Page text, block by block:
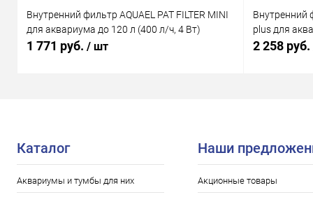
Внутренний фильтр AQUAEL PAT FILTER MINI
для аквариума до 120 л (400 л/ч, 4 Вт)
1 771 руб. / шт
Внутренний
plus для
2 258 руб.
Каталог
Аквариумы и тумбы для них
Наши
Акционные товары